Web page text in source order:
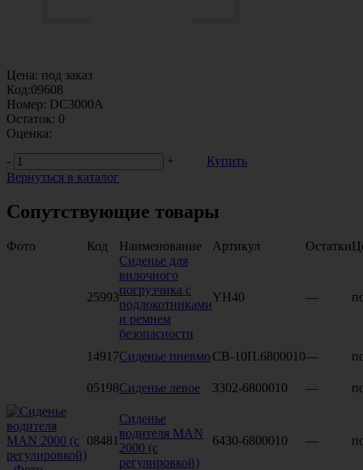
Цена: под заказ
Код:09608
Номер: DC3000A
Остаток: 0
Оценка:
-
+
Купить
Вернуться в каталог
Сопутствующие товары
Фото Код Наименование Артикул Остатки
25993
Сиденье для
вилочного
погрузчика с
подлокотниками
и ремнем
безопасности
YH40 —
14917Сиденье пневмо СВ-10П.6800010—
05198Сиденье левое 3302-6800010 —
08481
Сиденье
водителя MAN
2000 (с
регулировкой)
6430-6800010 —